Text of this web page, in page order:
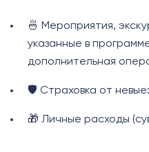
🍜 Мероприятия,
указанные в
дополнительная
🛡️ Страховка от
🎁 Личные расходы